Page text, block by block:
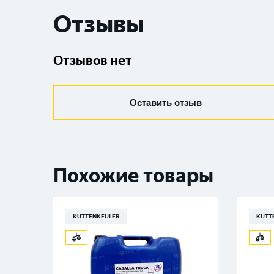
Отзывы
Отзывов нет
Оставить отзыв
Похожие товары
KUTTENKEULER